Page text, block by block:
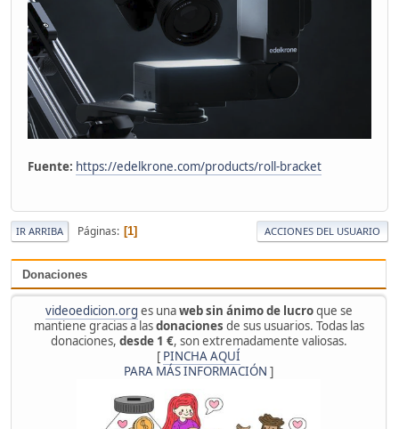
Donaciones
videoedicion.org es unaweb sin ánimo de lucroque se
mantiene gracias a lasdonaciones de sus usuarios. Todas las
donaciones, desde 1 €, son extremadamente valiosas.
[ PINCHA AQUÍ
PARA MÁS INFORMACIÓN ]
Fuente: https://edelkrone.com/products/roll-bracket
IR ARRIBA Páginas 1 ACCIONES DEL USUARIO